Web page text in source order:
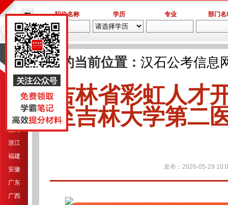
职位名称 学历 专业 部门名
导航
江苏
上海
浙江
福建
安徽
广东
广西
您的当前位置： 汉石公考信息
吉林省彩虹人才
至吉林大学第二
发布：2026-05-29